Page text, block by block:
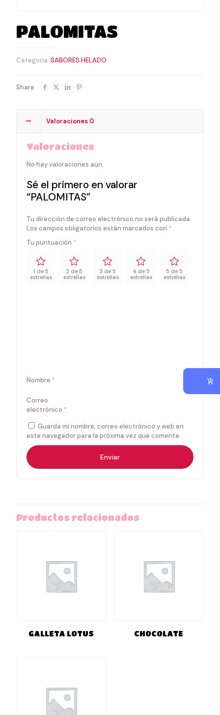
PALOMITAS
Categoría: SABORES HELADO
Share
Valoraciones 0
Valoraciones
No hay valoraciones aún.
Sé el primero en valorar
“PALOMITAS”
Tu dirección de correo electrónico no será publicada.
Los campos obligatorios están marcados con *
Tu puntuación *
1 de 5
estrellas
2 de 5
estrellas
3 de 5
estrellas
4 de 5
estrellas
5 de 5
estrellas
Nombre *
Correo
electrónico *
Guarda mi nombre, correo electrónico y web en
este navegador para la próxima vez que comente.
Productos relacionados
GALLETA LOTUS CHOCOLATE